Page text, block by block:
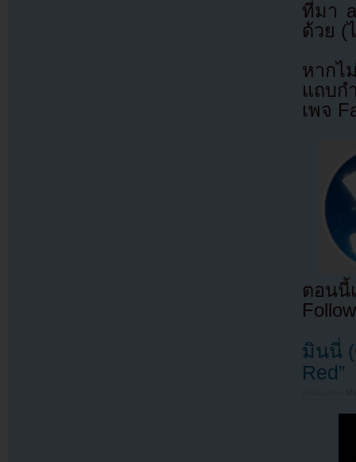
ที่มา
ด้วย (
หากไ
แถบก
เพจ
ตอนนี้
มินนี่
Red”